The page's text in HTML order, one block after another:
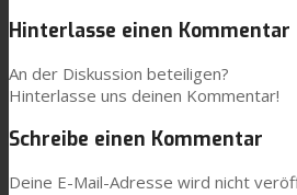
Nachhaltigkeit
Hinterlasse einen Kommentar
An der Diskussion beteiligen?
Hinterlasse uns deinen Kommentar!
Schreibe einen Kommentar
Deine E-Mail-Adresse wird nicht